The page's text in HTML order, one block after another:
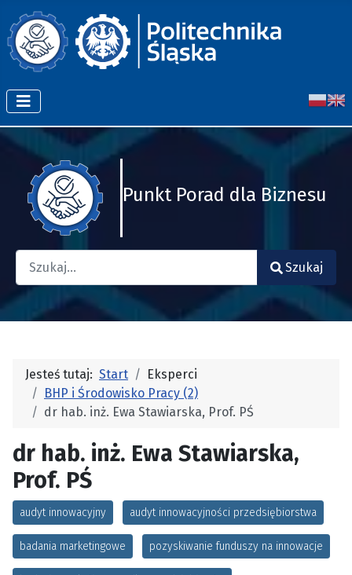
Punkt Porad dla Biznesu
Type 2 or more characters for
Szukaj
Jesteś tutaj: Start
Eksperci
BHP i Środowisko Pracy (2)
dr hab. inż. Ewa Stawiarska, Prof. PŚ
dr hab. inż. Ewa Stawiarska,
Prof. PŚ
audyt innowacyjny audyt innowacyjności przedsiębiorstwa
badania marketingowe pozyskiwanie funduszy na innowacje